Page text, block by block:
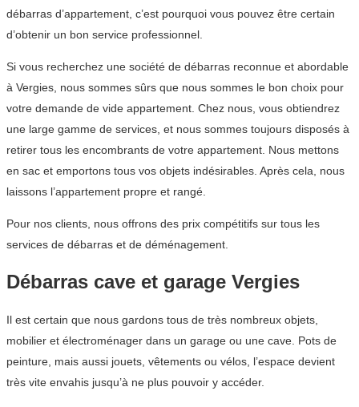
débarras d’appartement, c’est pourquoi vous pouvez être certain
d’obtenir un bon service professionnel.
Si vous recherchez une société de débarras reconnue et abordable
à Vergies, nous sommes sûrs que nous sommes le bon choix pour
votre demande de vide appartement. Chez nous, vous obtiendrez
une large gamme de services, et nous sommes toujours disposés à
retirer tous les encombrants de votre appartement. Nous mettons
en sac et emportons tous vos objets indésirables. Après cela, nous
laissons l’appartement propre et rangé.
Pour nos clients, nous offrons des prix compétitifs sur tous les
services de débarras et de déménagement.
Débarras cave et garage Vergies
Il est certain que nous gardons tous de très nombreux objets,
mobilier et électroménager dans un garage ou une cave. Pots de
peinture, mais aussi jouets, vêtements ou vélos, l’espace devient
très vite envahis jusqu’à ne plus pouvoir y accéder.